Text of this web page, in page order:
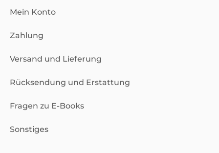
Mein Konto
Zahlung
Versand und Lieferung
Rücksendung und Erstattung
Fragen zu E-Books
Sonstiges